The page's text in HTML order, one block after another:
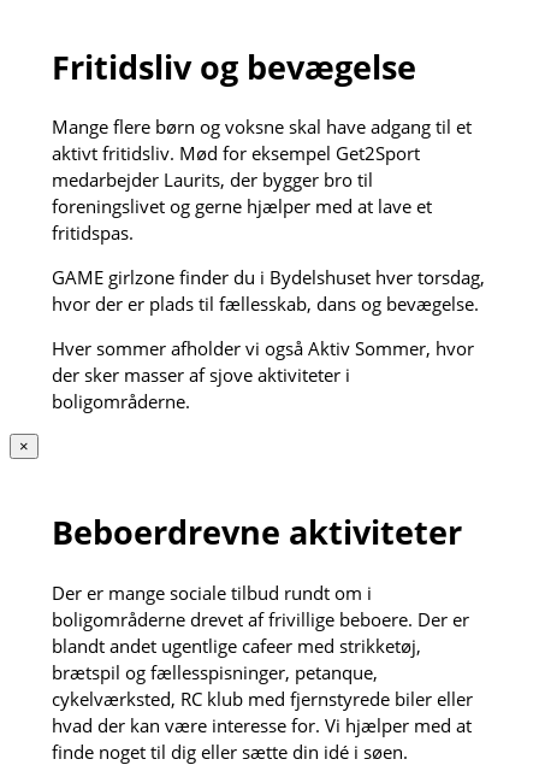
Fritidsliv og bevægelse
Mange flere børn og voksne skal have adgang til et
aktivt fritidsliv. Mød for eksempel Get2Sport
medarbejder Laurits, der bygger bro til
foreningslivet og gerne hjælper med at lave et
fritidspas.
GAME girlzone finder du i Bydelshuset hver torsdag,
hvor der er plads til fællesskab, dans og bevægelse.
Hver sommer afholder vi også Aktiv Sommer, hvor
der sker masser af sjove aktiviteter i
boligområderne.
×
Beboerdrevne aktiviteter
Der er mange sociale tilbud rundt om i
boligområderne drevet af frivillige beboere. Der er
blandt andet ugentlige cafeer med strikketøj,
brætspil og fællesspisninger, petanque,
cykelværksted, RC klub med fjernstyrede biler eller
hvad der kan være interesse for. Vi hjælper med at
finde noget til dig eller sætte din idé i søen.